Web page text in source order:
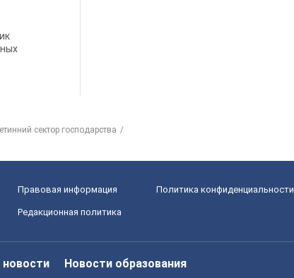
сектор господарства
Правовая информация Политика конфиденциальности
Редакционная политика
новости Новости образования